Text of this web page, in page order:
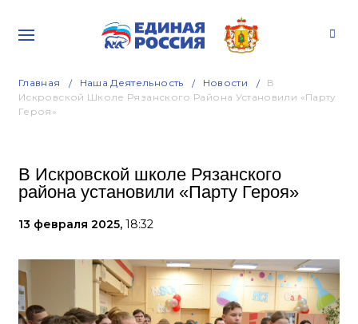
Главная Наша Деятельность Новости
В
Искровской Школе Рязанского Района Установили «Парту
Героя»
В Искровской школе Рязанского
района установили «Парту Героя»
13 февраля 2025, 18:32